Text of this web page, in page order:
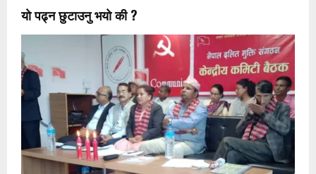
याे पढ्न छुटाउनु भयाे की ?